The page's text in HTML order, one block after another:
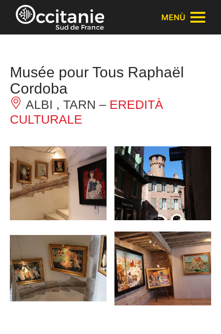
Pannello di gestione dei cookies
MENÙ
Musée pour Tous Raphaël
Cordoba
ALBI , TARN – EREDITÀ
CULTURALE